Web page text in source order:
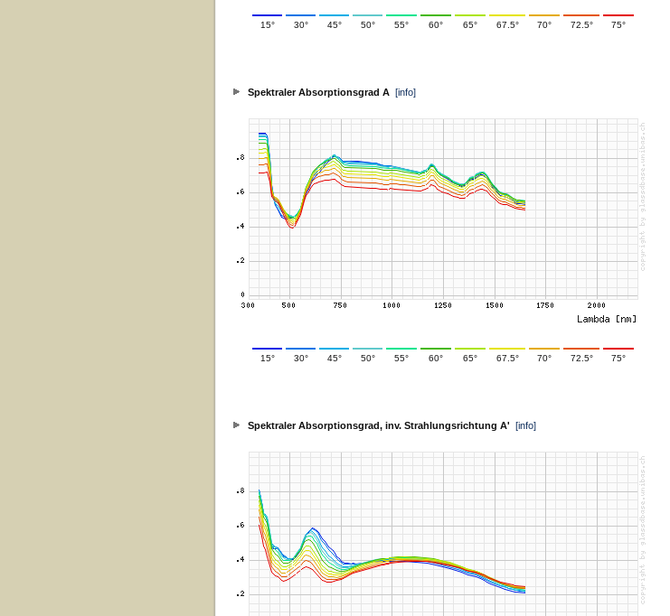
15° 30° 45° 50° 55° 60° 65° 67.5° 70° 72.5° 75°
Spektraler Absorptionsgrad A [info]
15° 30° 45° 50° 55° 60° 65° 67.5° 70° 72.5° 75°
Spektraler Absorptionsgrad, inv. Strahlungsrichtung A' [info]